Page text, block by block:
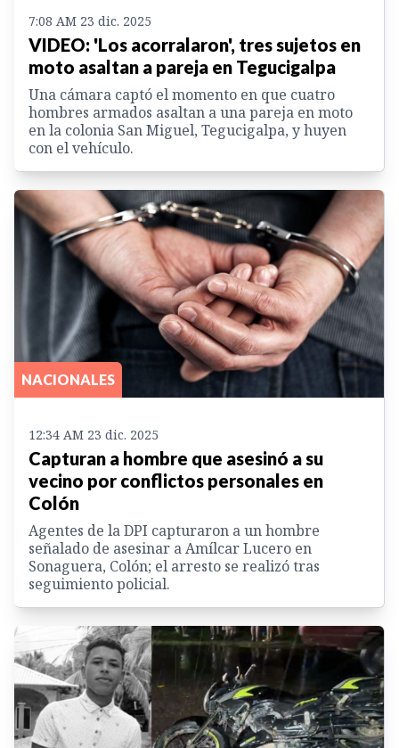
7:08 AM 23 dic. 2025
VIDEO: 'Los acorralaron', tres sujetos en
moto asaltan a pareja en Tegucigalpa
Una cámara captó el momento en que cuatro
hombres armados asaltan a una pareja en moto
en la colonia San Miguel, Tegucigalpa, y huyen
con el vehículo.
NACIONALES
12:34 AM 23 dic. 2025
Capturan a hombre que asesinó a su
vecino por conflictos personales en
Colón
Agentes de la DPI capturaron a un hombre
señalado de asesinar a Amílcar Lucero en
Sonaguera, Colón; el arresto se realizó tras
seguimiento policial.